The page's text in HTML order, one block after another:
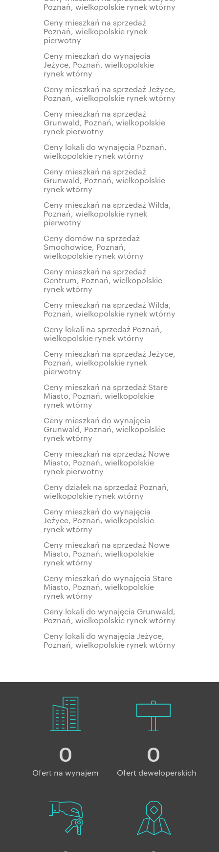
Poznań, wielkopolskie rynek wtórny
Ceny mieszkań na sprzedaż
Poznań, wielkopolskie rynek
pierwotny
Ceny mieszkań do wynajęcia
Jeżyce, Poznań, wielkopolskie
rynek wtórny
Ceny mieszkań na sprzedaż Jeżyce,
Poznań, wielkopolskie rynek wtórny
Ceny mieszkań na sprzedaż
Grunwald, Poznań, wielkopolskie
rynek pierwotny
Ceny lokali do wynajęcia Poznań,
wielkopolskie rynek wtórny
Ceny mieszkań na sprzedaż
Grunwald, Poznań, wielkopolskie
rynek wtórny
Ceny mieszkań na sprzedaż Wilda,
Poznań, wielkopolskie rynek
pierwotny
Ceny domów na sprzedaż
Smochowice, Poznań,
wielkopolskie rynek wtórny
Ceny mieszkań na sprzedaż
Centrum, Poznań, wielkopolskie
rynek wtórny
Ceny mieszkań na sprzedaż Wilda,
Poznań, wielkopolskie rynek wtórny
Ceny lokali na sprzedaż Poznań,
wielkopolskie rynek wtórny
Ceny mieszkań na sprzedaż Jeżyce,
Poznań, wielkopolskie rynek
pierwotny
Ceny mieszkań na sprzedaż Stare
Miasto, Poznań, wielkopolskie
rynek wtórny
Ceny mieszkań do wynajęcia
Grunwald, Poznań, wielkopolskie
rynek wtórny
Ceny mieszkań na sprzedaż Nowe
Miasto, Poznań, wielkopolskie
rynek pierwotny
Ceny działek na sprzedaż Poznań,
wielkopolskie rynek wtórny
Ceny mieszkań do wynajęcia
Jeżyce, Poznań, wielkopolskie
rynek wtórny
Ceny mieszkań na sprzedaż Nowe
Miasto, Poznań, wielkopolskie
rynek wtórny
Ceny mieszkań do wynajęcia Stare
Miasto, Poznań, wielkopolskie
rynek wtórny
Ceny lokali do wynajęcia Grunwald,
Poznań, wielkopolskie rynek wtórny
Ceny lokali do wynajęcia Jeżyce,
Poznań, wielkopolskie rynek wtórny
0
Ofert na wynajem
0
Ofert deweloperskich